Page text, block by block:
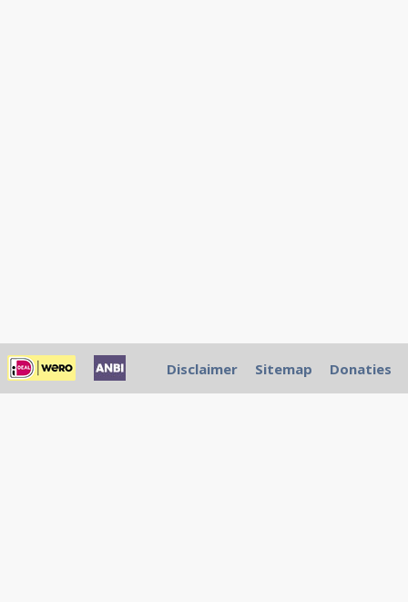
Disclaimer Sitemap Donaties